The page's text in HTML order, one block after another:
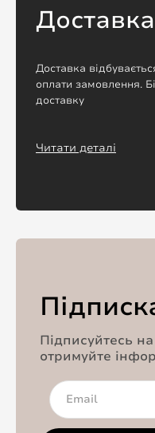
Доставка
Доставка
оплати замовлення.
доставку
Читати деталі
Підписуйтесь
отримуйте